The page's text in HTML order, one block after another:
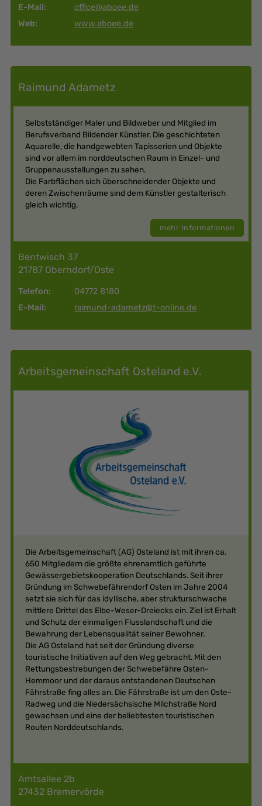
E-Mail:
office@aboee.de
Web:
www.aboee.de
Raimund Adametz
Selbstständiger Maler und Bildweber und Mitglied im
Berufsverband Bildender Künstler. Die geschichteten
Aquarelle, die handgewebten Tapisserien und Objekte
sind vor allem im norddeutschen Raum in Einzel- und
Gruppenausstellungen zu sehen.
Die Farbflächen sich überschneidender Objekte und
deren Zwischenräume sind dem Künstler gestalterisch
gleich wichtig.
mehr Informationen
Bentwisch 37
21787 Oberndorf/Oste
Telefon:
04772 8180
E-Mail:
raimund-adametz@t-online.de
Arbeitsgemeinschaft Osteland e.V.
Die Arbeitsgemeinschaft (AG) Osteland ist mit ihren ca.
650 Mitgliedern die größte ehrenamtlich geführte
Gewässergebietskooperation Deutschlands. Seit ihrer
Gründung im Schwebefährendorf Osten im Jahre 2004
setzt sie sich für das idyllische, aber strukturschwache
mittlere Drittel des Elbe-Weser-Dreiecks ein. Ziel ist Erhalt
und Schutz der einmaligen Flusslandschaft und die
Bewahrung der Lebensqualität seiner Bewohner.
Die AG Osteland hat seit der Gründung diverse
touristische Initiativen auf den Weg gebracht. Mit den
Rettungsbestrebungen der Schwebefähre Osten-
Hemmoor und der daraus entstandenen Deutschen
Fährstraße fing alles an. Die Fährstraße ist um den Oste-
Radweg und die Niedersächsische Milchstraße Nord
gewachsen und eine der beliebtesten touristischen
Routen Norddeutschlands.
Amtsallee 2b
27432 Bremervörde